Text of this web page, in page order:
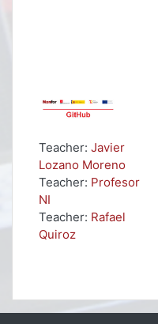
Teacher: Javier
Lozano Moreno
Teacher: Profesor
NI
Teacher: Rafael
Quiroz